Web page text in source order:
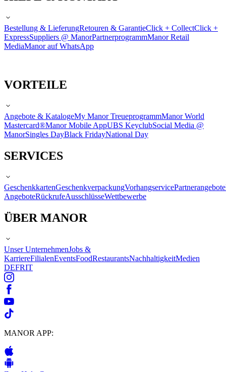
Bestellung & LieferungRetouren & GarantieClick + CollectClick +
ExpressSuppliers @ ManorPartnerprogrammManor Retail
MediaManor auf WhatsApp
VORTEILE
Angebote & KatalogeMy Manor TreueprogrammManor World
Mastercard®Manor Mobile AppUBS KeyclubSocial Media @
ManorSingles DayBlack FridayNational Day
SERVICES
GeschenkkartenGeschenkverpackungVorhangservicePartnerangebote
AngeboteRückrufeAusschlüsseWettbewerbe
ÜBER MANOR
Unser UnternehmenJobs &
KarriereFilialenEventsFoodRestaurantsNachhaltigkeitMedien
DEFRIT
MANOR APP: